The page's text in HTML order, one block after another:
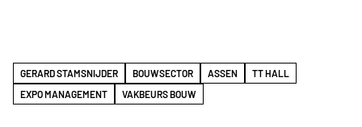
GERARD STAMSNIJDER BOUWSECTOR ASSEN
TT HALL
EXPO MANAGEMENT
VAKBEURS BOUW